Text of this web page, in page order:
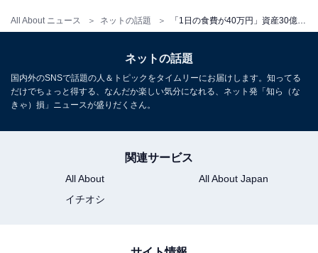
All About ニュース ネットの話題
ネットの話題
国内外のSNSで話題の人＆トピックをタイムリーにお届けします。知ってる
だけでちょっと得する、なんだか楽しい気分になれる、ネット発「知ら（な
きゃ）損」ニュースが盛りだくさん。
関連サービス
All About
All About Japan
イチオシ